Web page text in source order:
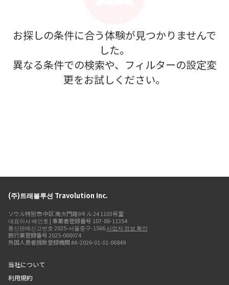
お探しの条件に合う体験が見つかりませんで
した。
異なる条件での検索や、フィルターの設定変
更をお試しください。
(주)트래볼루션 Travolution Inc.
ソウル特別市 中区 南大門路9キル 24 1103号室
대표이사 배인호 | 事業者登録番号 107-88-11354
통신판매신고번호 2025-서울중구-1566사업자 정보 확인
旅行業登録番号 2025-000074
外国人患者誘致登録機関 #A-2026-01-01-06849
当社について
利用規約